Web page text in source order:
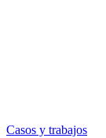
Casos y trabajos